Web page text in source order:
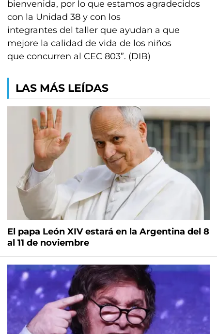
bienvenida, por lo que estamos agradecidos
con la Unidad 38 y con los
integrantes del taller que ayudan a que
mejore la calidad de vida de los niños
que concurren al CEC 803”. (DIB)
LAS MÁS LEÍDAS
El papa León XIV estará en la Argentina del 8
al 11 de noviembre